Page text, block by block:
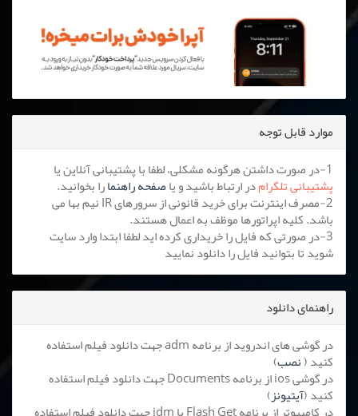
موارد قابل توجه
1-در صورت داشتن هرگونه مشکلی، لطفا با پشتیبانی آنلاین یا
پشتیبانی تلگرامدر ارتباط باشید و یاصفحه راهنمارا بخوانید.
2-مصرف اینترنت برای خرید قانونی از سرورهای IR نیم بها می
باشد. کلیه اپراتورها موظف به اعمال هستند.
3-در صورتی که فایل را خریداری کرده اید لطفا ابتدا وارد سایت
شوید تا بتوانید فایل را دانلود نمایید
راهنمای دانلود
در گوشی های اندروید از برنامه adm جهت دانلود فیلم استفاده
کنید (نصب)
در گوشی ios از برنامه Documents جهت دانلود فیلم استفاده
کنید (آیتیونز)